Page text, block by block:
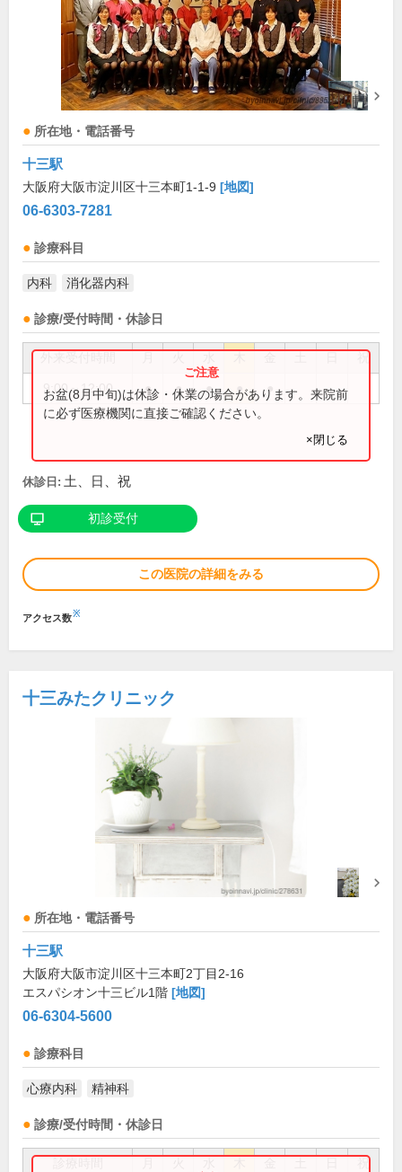
所在地・電話番号
十三駅
大阪府大阪市淀川区十三本町1-1-9 [地図]
06-6303-7281
診療科目
内科 消化器内科
診療/受付時間・休診日
祝
9:00～12:00 ● ● ● ● ●
お盆(8月中旬)は休診・休業の場合があります。来院前
に必ず医療機関に直接ご確認ください。
×閉じる
休診日: 土、日、祝
初診受付
この医院の詳細をみる
アクセス数※
十三みたクリニック
所在地・電話番号
十三駅
大阪府大阪市淀川区十三本町2丁目2-16
エスパシオン十三ビル1階 [地図]
06-6304-5600
診療科目
心療内科 精神科
診療/受付時間・休診日
祝